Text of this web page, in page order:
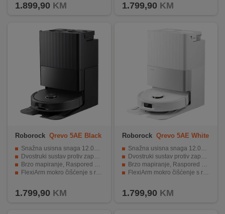
1.899,90 KM 1.799,90 KM
Roborock Qrevo 5AE Black
Snažna usisna snaga 12.000 Pa
Dvostruki sustav protiv zapetljavanja
Brzo mapiranje, Raspored čišćenja, Višenamjenska karta
FlexiArm mokro čišćenje s rotirajućim krpama
1.799,90 KM
Roborock Qrevo 5AE White
Snažna usisna snaga 12.000 Pa
Dvostruki sustav protiv zapetljavanja
Brzo mapiranje, Raspored čišćenja, Višenamjenska karta
FlexiArm mokro čišćenje s rotirajućim krpama
1.799,90 KM